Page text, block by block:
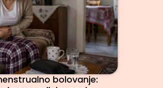
bolovanje: